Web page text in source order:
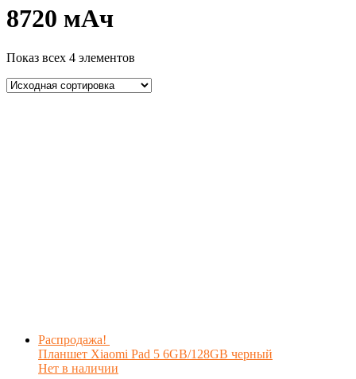
8720 мАч
Показ всех 4 элементов
Распродажа!
Планшет Xiaomi Pad 5 6GB/128GB черный
Нет в наличии